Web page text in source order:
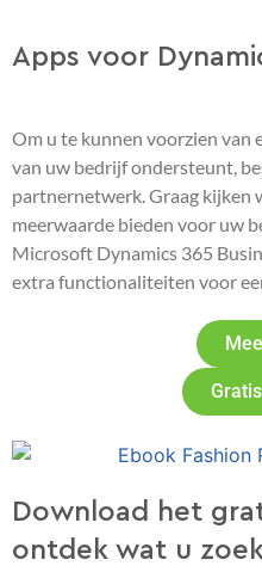
Apps voor
Om u te kunnen voorzien van
van uw bedrijf ondersteunt,
partnernetwerk. Graag kijken
meerwaarde bieden voor uw
Microsoft Dynamics 365
extra functionaliteiten voor
Download het
ontdek wat u